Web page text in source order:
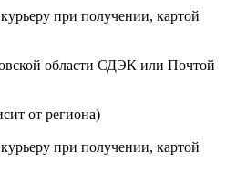
при получении, картой
области СДЭК или Почтой
от региона)
при получении, картой